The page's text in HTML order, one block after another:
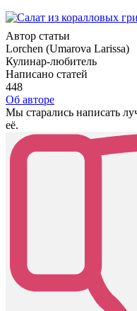
Автор статьи
Lorchen (Umarova Larissa)
Кулинар-любитель
Написано статей
448
Об авторе
Мы старались написать
её.